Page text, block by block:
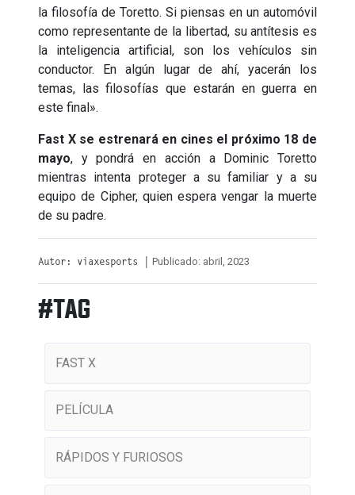
la filosofía de Toretto. Si piensas en un automóvil
como representante de la libertad, su antítesis es
la inteligencia artificial, son los vehículos sin
conductor. En algún lugar de ahí, yacerán los
temas, las filosofías que estarán en guerra en
este final».
Fast X se estrenará en cines el próximo 18 de
mayo, y pondrá en acción a Dominic Toretto
mientras intenta proteger a su familiar y a su
equipo de Cipher, quien espera vengar la muerte
de su padre.
Autor: viaxesports | Publicado: abril, 2023
#TAG
FAST X
PELÍCULA
RÁPIDOS Y FURIOSOS